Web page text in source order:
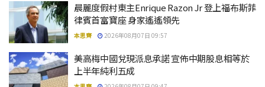
晨麗度假村東主Enrique Razon Jr 登上福布斯菲
律賓首富寶座 身家遙遙領先
本思齊 2026年08月07日 09:57
美高梅中國兌現派息承諾 宣佈中期股息相等於
上半年純利五成